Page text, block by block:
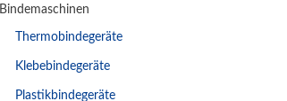
Bindemaschinen
Thermobindegeräte
Klebebindegeräte
Plastikbindegeräte